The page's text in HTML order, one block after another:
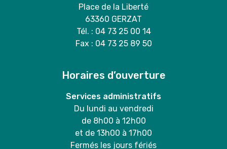
Place de la Liberté
63360 GERZAT
Tél. : 04 73 25 00 14
Fax : 04 73 25 89 50
Horaires d’ouverture
Services administratifs
Du lundi au vendredi
de 8h00 à 12h00
et de 13h00 à 17h00
Fermés les jours fériés